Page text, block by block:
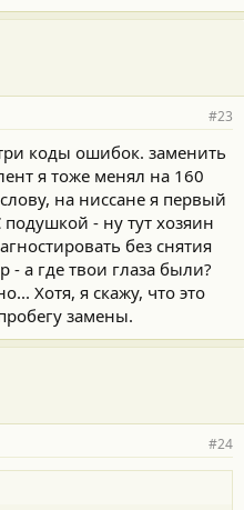
#23
коды ошибок. заменить
я тоже менял на 160
на ниссане я первый
- ну тут хозяин
без снятия
а где твои глаза были?
Хотя, я скажу, что это
замены.
#24